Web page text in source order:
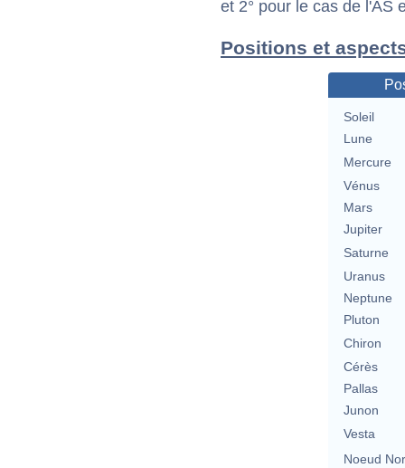
et 2° pour le cas de l'AS
Positions et
Soleil
Lune
Mercure
Vénus
Mars
Jupiter
Saturne
Uranus
Neptune
Pluton
Chiron
Cérès
Pallas
Junon
Vesta
Noeud